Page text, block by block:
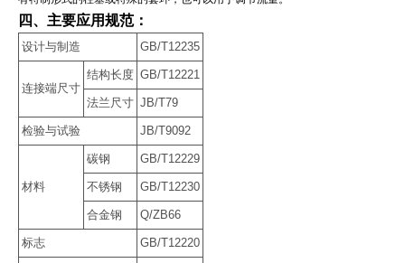
四、主要应用规范：
设计与制造 GB/T12235
连接端尺寸
结构长度 GB/T12221
法兰尺寸 JB/T79
检验与试验 JB/T9092
材料
碳钢 GB/T12229
不锈钢 GB/T12230
合金钢 Q/ZB66
标志 GB/T12220